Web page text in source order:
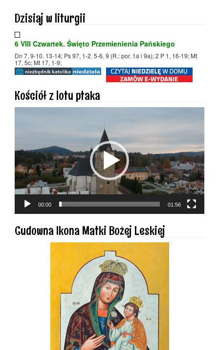
Dzisiaj w liturgii
6 VIII Czwartek. Święto Przemienienia Pańskiego
Dn 7, 9-10. 13-14; Ps 97, 1-2. 5-6. 9 (R.: por. 1a i 9a); 2 P 1, 16-19; Mt
17, 5c; Mt 17, 1-9;
Kościół z lotu ptaka
00:00 01:56
Cudowna Ikona Matki Bożej Leskiej